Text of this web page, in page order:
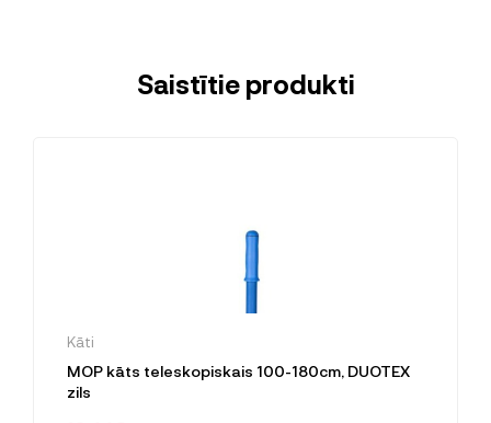
Saistītie produkti
Kāti
MOP kāts teleskopiskais 100-180cm, DUOTEX
zils